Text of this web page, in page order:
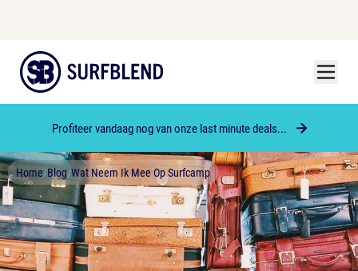
Surfblend
Menu
Profiteer vandaag nog van onze last minute deals...
Home/Blog/Wat Neem Ik Mee Op Surfcamp